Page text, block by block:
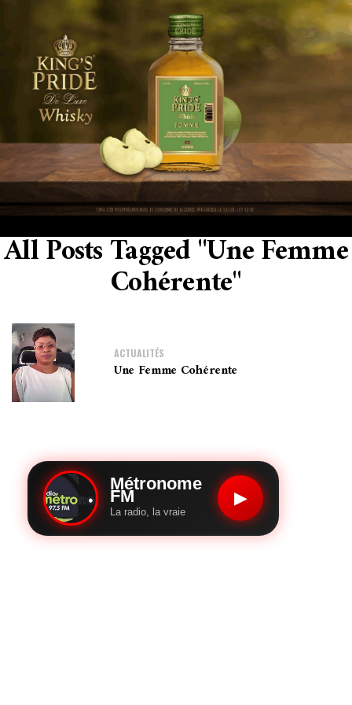
All Posts Tagged "Une Femme
Cohérente"
ACTUALITÉS
Une Femme Cohérente
Métronome
FM
La radio, la vraie
▶